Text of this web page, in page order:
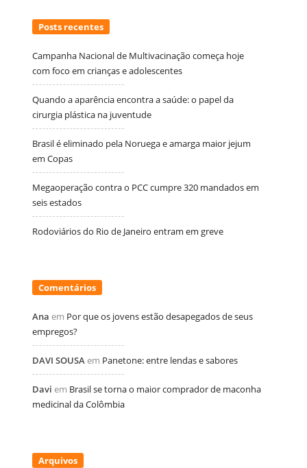
Posts recentes
Campanha Nacional de Multivacinação começa hoje
com foco em crianças e adolescentes
Quando a aparência encontra a saúde: o papel da
cirurgia plástica na juventude
Brasil é eliminado pela Noruega e amarga maior jejum
em Copas
Megaoperação contra o PCC cumpre 320 mandados em
seis estados
Rodoviários do Rio de Janeiro entram em greve
Comentários
Ana em Por que os jovens estão desapegados de seus
empregos?
DAVI SOUSAem Panetone: entre lendas e sabores
Davi em Brasil se torna o maior comprador de maconha
medicinal da Colômbia
Arquivos